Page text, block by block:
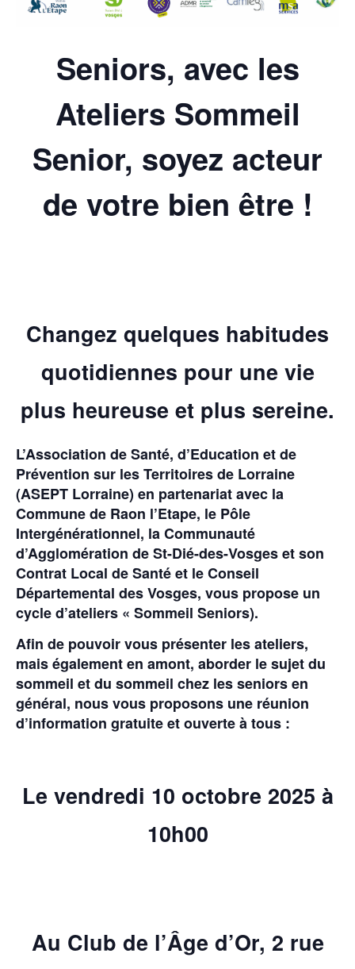
Seniors, avec les
Ateliers Sommeil
Senior, soyez acteur
de votre bien être !
Changez quelques habitudes
quotidiennes pour une vie
plus heureuse et plus sereine.
L’Association de Santé, d’Education et de
Prévention sur les Territoires de Lorraine
(ASEPT Lorraine)en partenariat avec la
Commune de Raon l’Etape, le Pôle
Intergénérationnel, la Communauté
d’Agglomération de St-Dié-des-Vosges et son
Contrat Local de Santé et le Conseil
Départemental des Vosges, vous propose un
cycle d’ateliers « Sommeil Seniors).
Afin de pouvoir vous présenter les ateliers,
mais également en amont, aborder le sujet du
sommeil et du sommeil chez les seniors en
général, nous vous proposons une réunion
d’information gratuite et ouverte à tous :
Le vendredi 10 octobre 2025 à
10h00
Au Club de l’Âge d’Or, 2 rue